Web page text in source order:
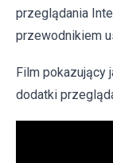
przeglądania
przewodnikiem
Film pokazujący
dodatki